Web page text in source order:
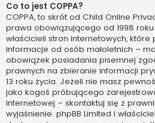
Co to jest COPPA?
COPPA, to skrót od Child Online
prawa obowiązującego od 1998 roku
właścicieli stron internetowych,
informacje od osób małoletnich –
obowiązek posiadania pisemnej
prawnych na zbieranie informacji
13 roku życia. Jeżeli nie masz
jako kogoś próbującego
internetowej – skontaktuj się z
wyjaśnienie. phpBB Limited i